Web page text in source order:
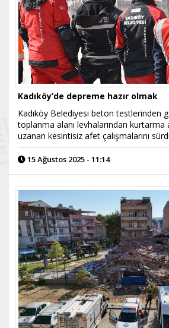
Kadıköy’de depreme hazır olmak
Kadıköy Belediyesi beton testlerinden
toplanma alanı levhalarından
uzanan kesintisiz afet çalışmalarını
15 Ağustos 2025 - 11:14